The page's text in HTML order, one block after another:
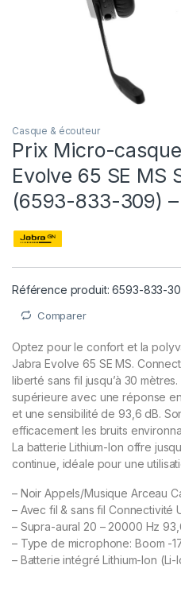
Casque & écouteur
Prix Micro-
Evolve 65 SE MS
(6593-833-309) –
Référence produit: 6593-833-
Comparer
Optez pour le confort et la
Jabra Evolve 65 SE MS.
liberté sans fil jusqu’à 30
supérieure avec une réponse
et une sensibilité de 93,6 dB.
efficacement les bruits
La batterie Lithium-Ion offre
continue, idéale pour une
– Noir Appels/Musique Arceau
– Avec fil & sans fil Connectivité
– Supra-aural 20 – 20000 Hz
– Type de microphone: Boom -
– Batterie intégré Lithium-Ion (Li-